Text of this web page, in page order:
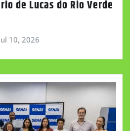
de Lucas do Rio Verde
10, 2026